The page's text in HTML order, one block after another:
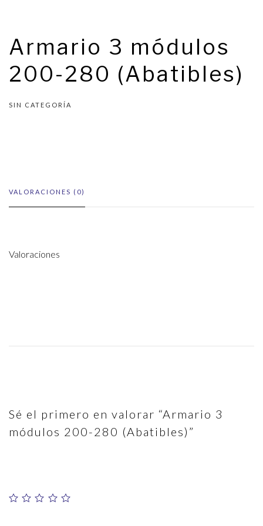
Armario 3 módulos
200-280 (Abatibles)
SIN CATEGORÍA
VALORACIONES (0)
Valoraciones
Sé el primero en valorar “Armario 3
módulos 200-280 (Abatibles)”